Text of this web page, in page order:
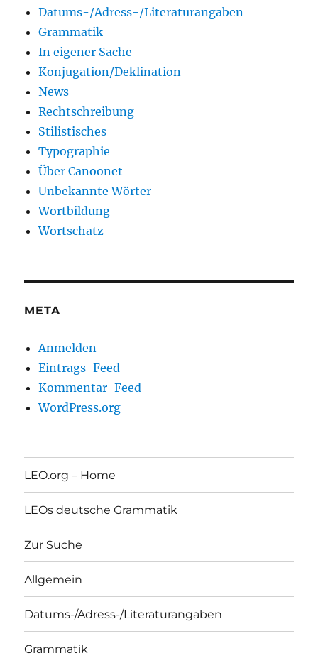
Datums-/Adress-/Literaturangaben
Grammatik
In eigener Sache
Konjugation/Deklination
News
Rechtschreibung
Stilistisches
Typographie
Über Canoonet
Unbekannte Wörter
Wortbildung
Wortschatz
META
Anmelden
Eintrags-Feed
Kommentar-Feed
WordPress.org
LEO.org – Home
LEOs deutsche Grammatik
Zur Suche
Allgemein
Datums-/Adress-/Literaturangaben
Grammatik